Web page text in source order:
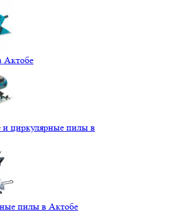
Актобе
и циркулярные пилы в
пилы в Актобе